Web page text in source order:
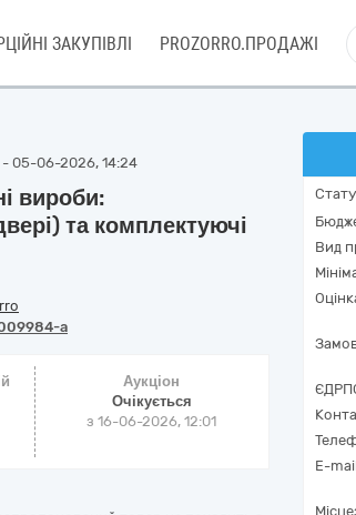
ЗАКУПІВЛІ PROZORRO.ПРОДАЖІ
- 05-06-2026, 14:24
вироби:
та комплектуючі
a
Аукціон
Очікується
з16-06-2026, 12:01
Вид
E-